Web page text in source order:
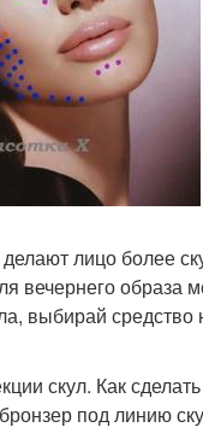
лицо более
вечернего образа
выбирай средство
скул. Как
под линию